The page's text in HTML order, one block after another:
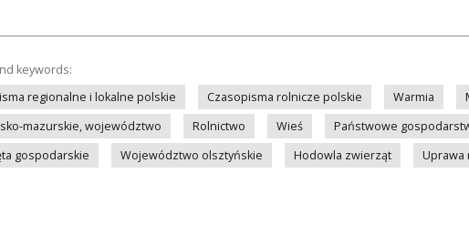
keywords:
regionalne i lokalne polskie
Czasopisma rolnicze polskie Warmia
mazurskie, województwo
Rolnictwo Wieś Państwowe
gospodarskie
Województwo olsztyńskie Hodowla zwierząt Uprawa